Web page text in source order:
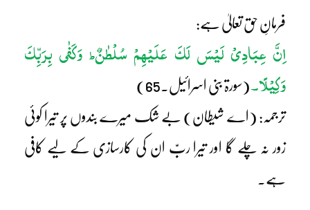
فرمانِ حق تعالیٰ ہے:
اِنَّ عِبَادِیْ لَیْسَ لَکَ عَلَیْھِمْ سُلْطٰنٌطوَکَفٰی بِرَبِّکَ
وَکِیْلًا۔(سورۃ بنی اسرائیل۔65)
ترجمہ: (اے شیطان) بے شک میرے بندوں پر تیرا کوئی
زور نہ چلے گا اور تیرا ربّ ان کی کارسازی کے لیے کافی
ہے۔